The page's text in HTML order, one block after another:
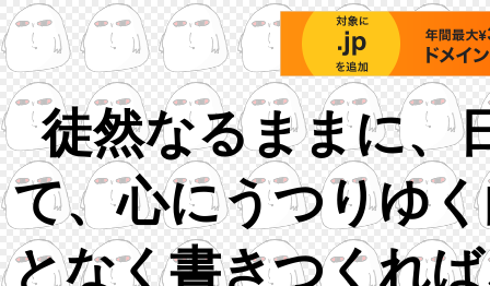
徒然なるままに、
て、心にうつりゆ
となく書きつくれ